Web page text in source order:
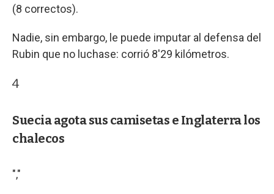
(8 correctos).
Nadie, sin embargo, le puede imputar al defensa del
Rubin que no luchase: corrió 8'29 kilómetros.
4
Suecia agota sus camisetas e Inglaterra los
chalecos
","